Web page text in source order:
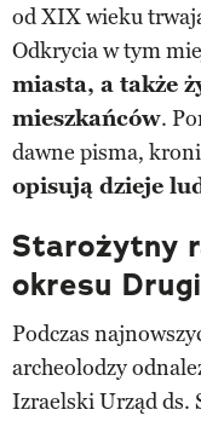
od XIX wieku
Odkrycia w tym
miasta, a także
mieszkańców.
dawne pisma,
opisują dzieje
Starożytny
okresu
Podczas
archeolodzy
Izraelski Urząd ds.